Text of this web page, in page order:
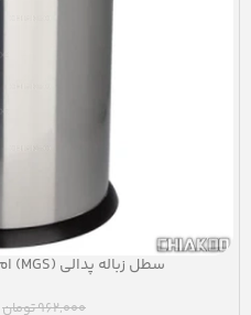
سطل زباله پدالی (MGS) ام جی اس ۵ لیتری کد Pb۶۰۲۱
962,000تومان